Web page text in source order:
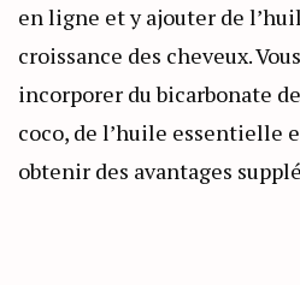
en ligne et y ajouter de
croissance des cheveux.
incorporer du bicarbonate
coco, de l’huile essentielle
obtenir des avantages